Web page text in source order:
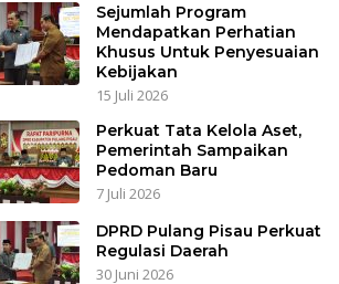
Sejumlah Program
Mendapatkan Perhatian
Khusus Untuk Penyesuaian
Kebijakan
15 Juli 2026
Perkuat Tata Kelola Aset,
Pemerintah Sampaikan
Pedoman Baru
7 Juli 2026
DPRD Pulang Pisau Perkuat
Regulasi Daerah
30 Juni 2026